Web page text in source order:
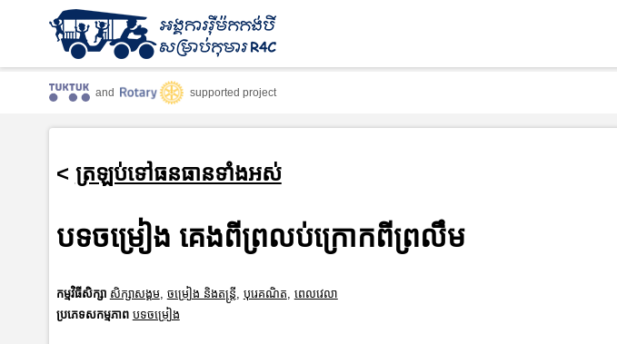
and supported project
< ត្រឡប់ទៅធនធានទាំងអស់
បទចម្រៀង គេងពីព្រលប់ក្រោកពីព្រលឹម
កម្មវិធីសិក្សា សិក្សាសង្គម, ចម្រៀង និងតន្ត្រី បុរេគណិត ពេលវេលា
ប្រភេទសកម្មភាព បទចម្រៀង